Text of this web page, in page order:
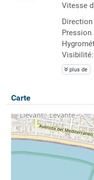
Vitesse
Direction
Pression
Visibilité:
plus de
Carte